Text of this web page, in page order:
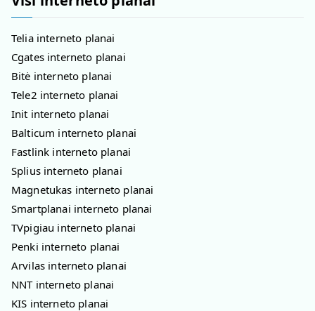
Telia interneto planai
Cgates interneto planai
Bitė interneto planai
Tele2 interneto planai
Init interneto planai
Balticum interneto planai
Fastlink interneto planai
Splius interneto planai
Magnetukas interneto planai
Smartplanai interneto planai
TVpigiau interneto planai
Penki interneto planai
Arvilas interneto planai
NNT interneto planai
KIS interneto planai